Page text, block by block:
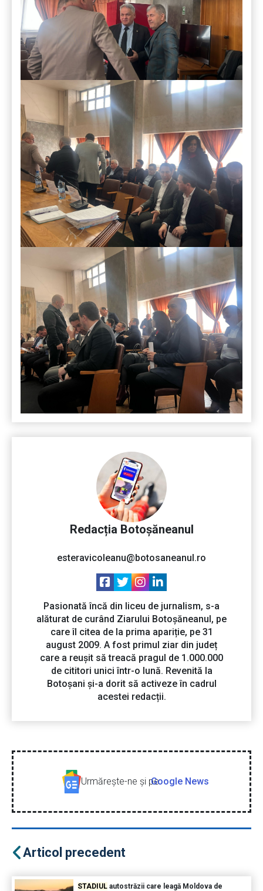
Redacția Botoșăneanul
esteravicoleanu@botosaneanul.ro
Pasionată încă din liceu de jurnalism, s-a
alăturat de curând Ziarului Botoșăneanul, pe
care îl citea de la prima apariție, pe 31
august 2009. A fost primul ziar din județ
care a reușit să treacă pragul de 1.000.000
de cititori unici într-o lună. Revenită la
Botoșani și-a dorit să activeze în cadrul
acestei redacții.
Urmăreşte-ne şi peGoogle News
Articol precedent
STADIULautostrăzii care leagă Moldova de